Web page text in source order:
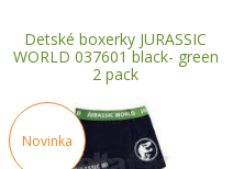
Detské boxerky JURASSIC
WORLD 037601 black- green
2 pack
Novinka